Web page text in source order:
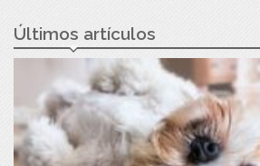
Últimos artículos